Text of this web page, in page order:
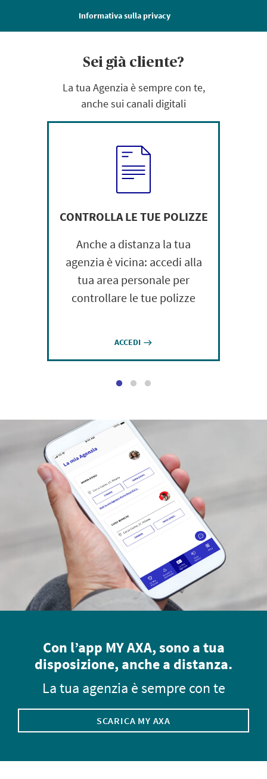
Informativa sulla privacy
Sei già cliente?
La tua Agenzia è sempre con te,
anche sui canali digitali
CONTROLLA LE TUE POLIZZE
Anche a distanza la tua
agenzia è vicina: accedi alla
tua area personale per
controllare le tue polizze
ACCEDI east
Con l’app MY AXA, sono a tua
disposizione, anche a distanza.
La tua agenzia è sempre con te
SCARICA MY AXA